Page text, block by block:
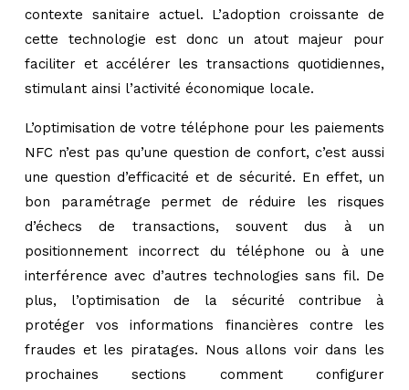
contexte sanitaire actuel. L’adoption croissante de
cette technologie est donc un atout majeur pour
faciliter et accélérer les transactions quotidiennes,
stimulant ainsi l’activité économique locale.
L’optimisation de votre téléphone pour les paiements
NFC n’est pas qu’une question de confort, c’est aussi
une question d’efficacité et de sécurité. En effet, un
bon paramétrage permet de réduire les risques
d’échecs de transactions, souvent dus à un
positionnement incorrect du téléphone ou à une
interférence avec d’autres technologies sans fil. De
plus, l’optimisation de la sécurité contribue à
protéger vos informations financières contre les
fraudes et les piratages. Nous allons voir dans les
prochaines sections comment configurer